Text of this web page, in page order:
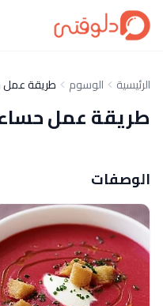
الرئيسية الوسوم ‏‫طريقة عمل
‏‫طريقة عمل حساء
الوصفات